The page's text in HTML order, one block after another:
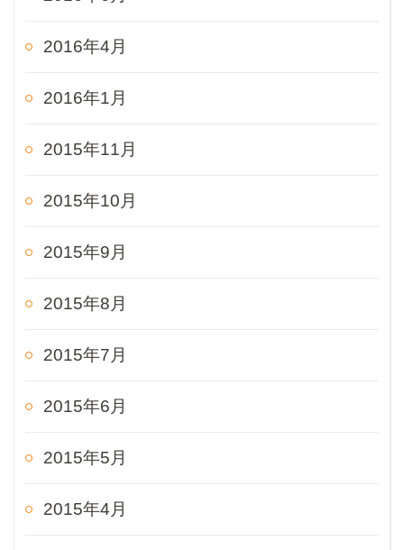
2016年4月
2016年1月
2015年11月
2015年10月
2015年9月
2015年8月
2015年7月
2015年6月
2015年5月
2015年4月